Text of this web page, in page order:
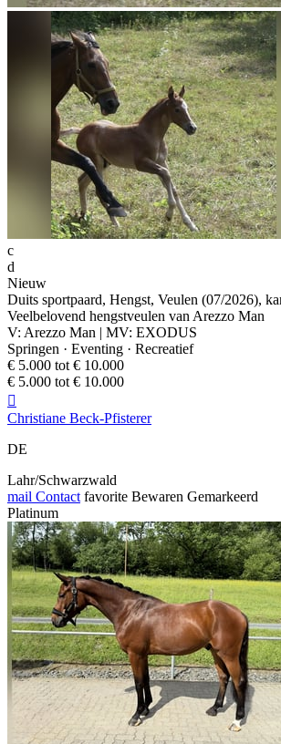
c
d
Nieuw
Duits sportpaard, Hengst, Veulen (07/2026),
Veelbelovend hengstveulen van Arezzo Man
V: Arezzo Man | MV: EXODUS
Springen · Eventing · Recreatief
€ 5.000 tot € 10.000
€ 5.000 tot € 10.000

Christiane Beck-Pfisterer
DE
Lahr/Schwarzwald
mail Contact favorite Bewaren Gemarkeerd
Platinum